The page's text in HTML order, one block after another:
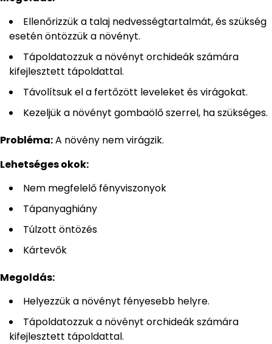
Ellenőrizzük a talaj nedvességtartalmát, és szükség
esetén öntözzük a növényt.
Tápoldatozzuk a növényt orchideák számára
kifejlesztett tápoldattal.
Távolítsuk el a fertőzött leveleket és virágokat.
Kezeljük a növényt gombaölő szerrel, ha szükséges.
Probléma:A növény nem virágzik.
Lehetséges okok:
Nem megfelelő fényviszonyok
Tápanyaghiány
Túlzott öntözés
Kártevők
Megoldás:
Helyezzük a növényt fényesebb helyre.
Tápoldatozzuk a növényt orchideák számára
kifejlesztett tápoldattal.